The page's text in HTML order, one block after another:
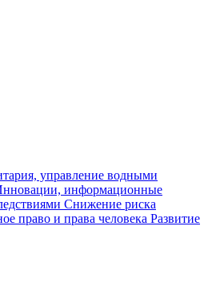
управление водными
информационные
Снижение риска
право и права человека Развитие